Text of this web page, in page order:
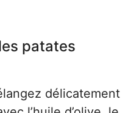
patates
délicatement